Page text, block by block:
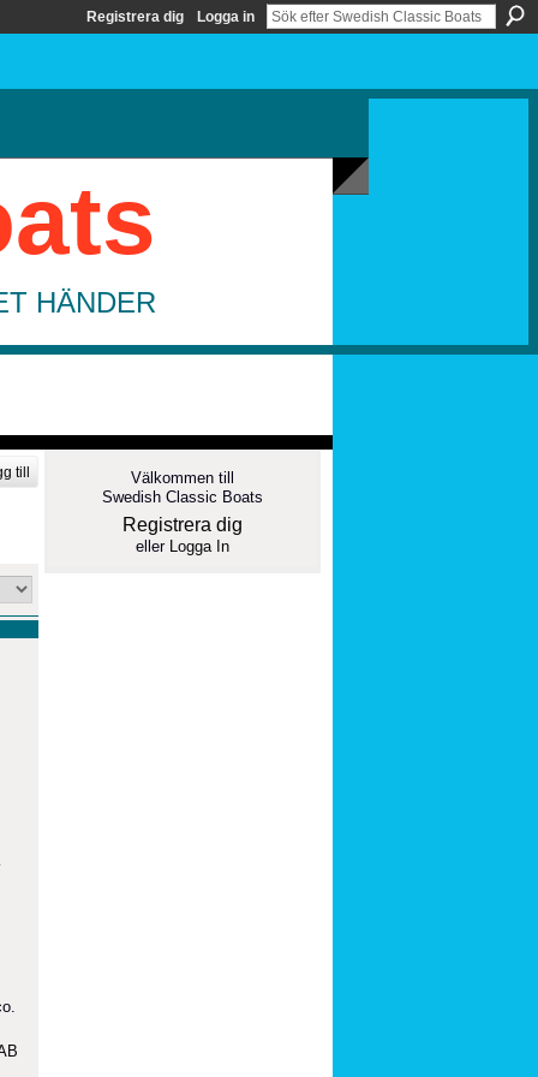
Registrera dig Logga in
HÄNDER
till
Välkommen till
Swedish Classic Boats
Registrera dig
eller Logga In